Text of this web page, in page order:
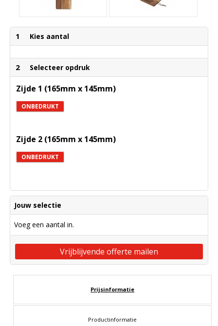
1 Kies aantal
2 Selecteer opdruk
Zijde 1 (165mm x 145mm)
ONBEDRUKT
Zijde 2 (165mm x 145mm)
ONBEDRUKT
Jouw selectie
Voeg een aantal in.
Vrijblijvende offerte mailen
Prijsinformatie
Productinformatie